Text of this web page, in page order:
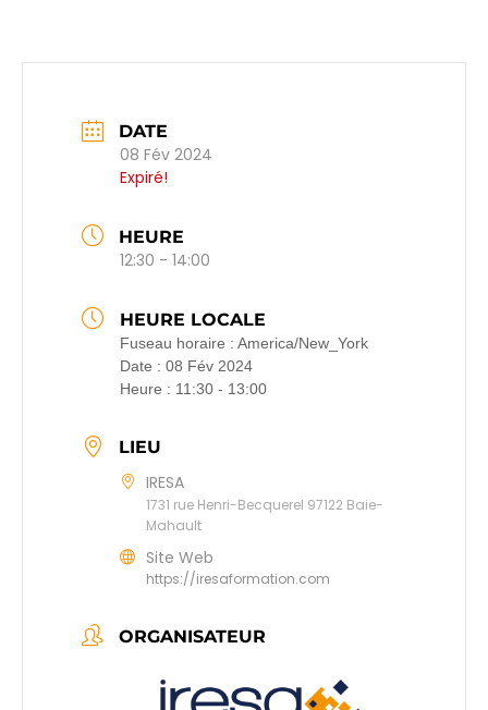
DATE
08 Fév 2024
Expiré!
HEURE
12:30 - 14:00
HEURE LOCALE
Fuseau horaire : America/New_York
Date : 08 Fév 2024
Heure : 11:30 - 13:00
LIEU
IRESA
1731 rue Henri-Becquerel 97122 Baie-
Mahault
Site Web
https://iresaformation.com
ORGANISATEUR